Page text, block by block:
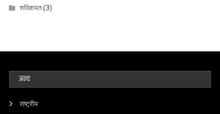
शख्शियत(3)
अन्य
राष्ट्रीय